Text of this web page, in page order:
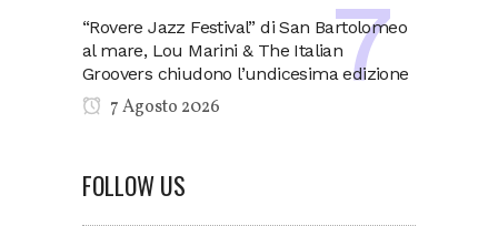
“Rovere Jazz Festival” di San Bartolomeo
al mare, Lou Marini & The Italian
Groovers chiudono l’undicesima edizione
7 Agosto 2026
FOLLOW US